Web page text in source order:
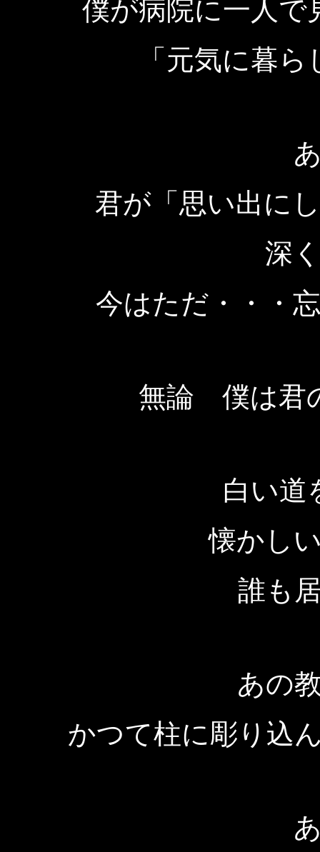
僕が病院に一人で
「元気に暮
君が「思い出に
深
今はただ・・・
無論 僕は君
白い道
懐かし
誰も
あの
かつて柱に彫り込